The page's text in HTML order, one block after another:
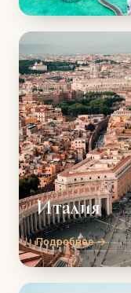
Италия
Подробнее →